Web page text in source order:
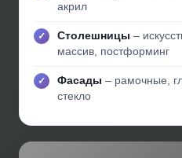
акрил
Столешницы –
массив, постформинг
Фасады – рамочные,
стекло